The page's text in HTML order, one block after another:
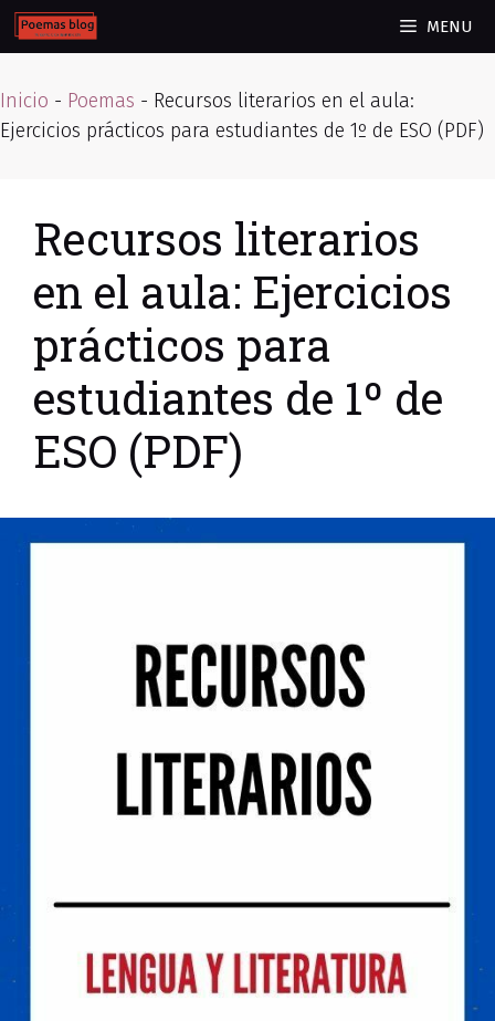
Skip
to
MENU
Inicio - Poemas - Recursos literarios en el aula:
Ejercicios prácticos para estudiantes de 1º de ESO (PDF)
Recursos literarios
en el aula: Ejercicios
prácticos para
estudiantes de 1º de
ESO (PDF)